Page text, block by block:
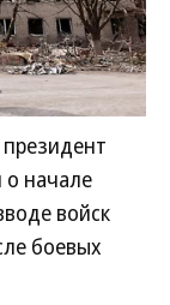
начале
войск
боевых